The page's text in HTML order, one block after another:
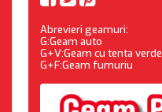
Abrevieri geamuri:
G:Geam auto
G+V:Geam cu tenta verde
G+F:Geam fumuriu